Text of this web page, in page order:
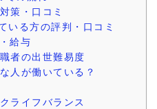
策・口コミ
いる方の評判・口コミ
給与
者の出世難易度
人が働いている？
ライフバランス